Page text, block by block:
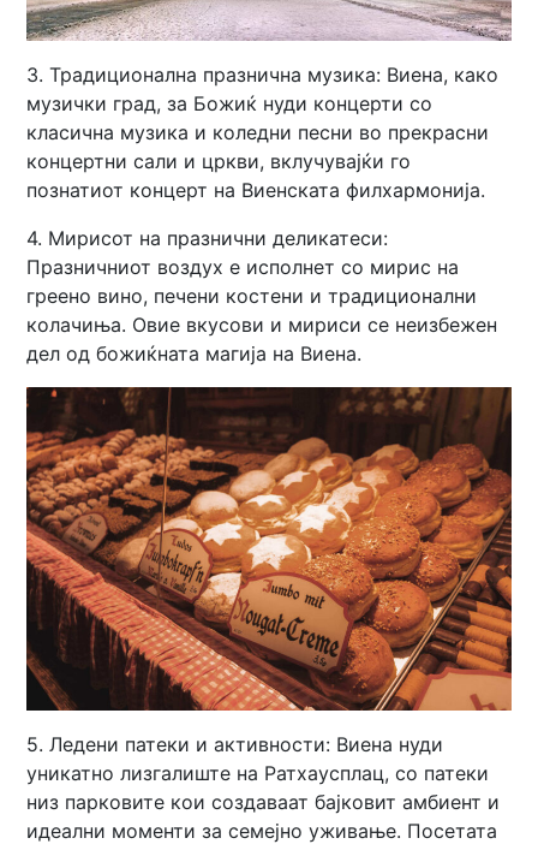
3. Традиционална празнична музика: Виена, како
музички град, за Божиќ нуди концерти со
класична музика и коледни песни во прекрасни
концертни сали и цркви, вклучувајќи го
познатиот концерт на Виенската филхармонија.
4. Мирисот на празнични деликатеси:
Празничниот воздух е исполнет со мирис на
греено вино, печени костени и традиционални
колачиња. Овие вкусови и мириси се неизбежен
дел од божиќната магија на Виена.
5. Ледени патеки и активности: Виена нуди
уникатно лизгалиште на Ратхаусплац, со патеки
низ парковите кои создаваат бајковит амбиент и
идеални моменти за семејно уживање. Посетата